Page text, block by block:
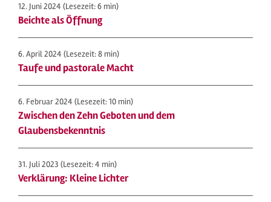
12. Juni 2024 (Lesezeit: 6 min)
Beichte als Öffnung
6. April 2024 (Lesezeit: 8 min)
Taufe und pastorale Macht
6. Februar 2024 (Lesezeit: 10 min)
Zwischen den Zehn Geboten und dem
Glaubensbekenntnis
31. Juli 2023 (Lesezeit: 4 min)
Verklärung: Kleine Lichter